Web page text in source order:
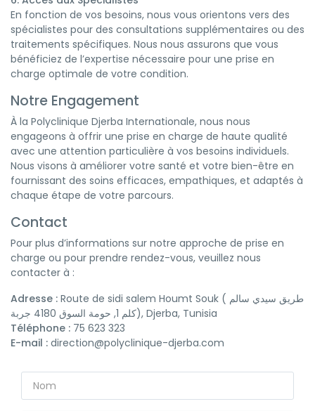
En fonction de vos besoins, nous vous orientons vers des
spécialistes pour des consultations supplémentaires ou des
traitements spécifiques. Nous nous assurons que vous
bénéficiez de l’expertise nécessaire pour une prise en
charge optimale de votre condition.
Notre Engagement
À la Polyclinique Djerba Internationale, nous nous
engageons à offrir une prise en charge de haute qualité
avec une attention particulière à vos besoins individuels.
Nous visons à améliorer votre santé et votre bien-être en
fournissant des soins efficaces, empathiques, et adaptés à
chaque étape de votre parcours.
Contact
Pour plus d’informations sur notre approche de prise en
charge ou pour prendre rendez-vous, veuillez nous
contacter à :
Adresse : Route de sidi salem Houmt Souk ( طريق سيدي سالم
كلم 1, حومة السوق 4180 جربة), Djerba, Tunisia
Téléphone : 75 623 323
E-mail : direction@polyclinique-djerba.com